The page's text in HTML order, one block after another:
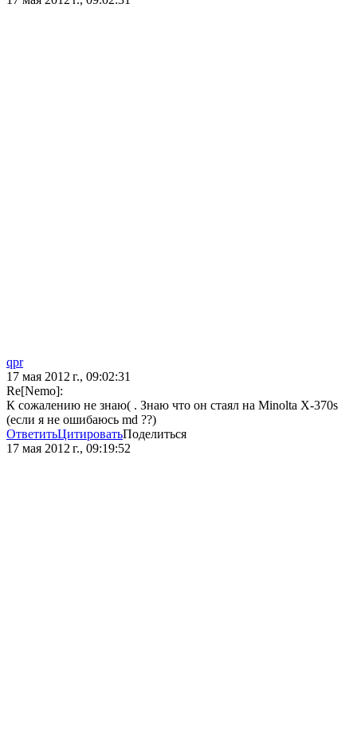
qpr
17 мая 2012 г., 09:02:31
Re[Nеmо]:
К сожалению не знаю( . Знаю что он стаял на Minolta X-370s
(если я не ошибаюсь md ??)
ОтветитьЦитироватьПоделиться
17 мая 2012 г., 09:19:52